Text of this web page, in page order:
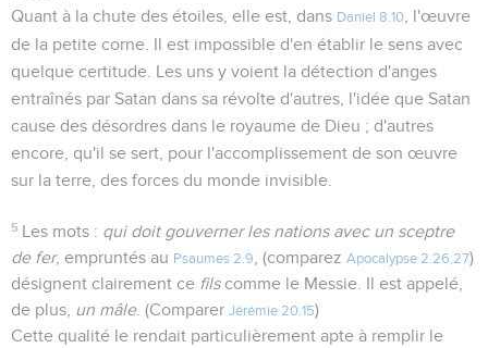
Quant à la chute des étoiles, elle est, dans Daniel 8.10
, l'œuvre
de la petite corne. Il est impossible d'en établir le sens avec
quelque certitude. Les uns y voient la détection d'anges
entraînés par Satan dans sa révolte d'autres, l'idée que Satan
cause des désordres dans le royaume de Dieu ; d'autres
encore, qu'il se sert, pour l'accomplissement de son œuvre
sur la terre, des forces du monde invisible.
5 Les mots : qui doit gouverner les nations avec un sceptre
de fer, empruntés au Psaumes 2.9 , (comparez Apocalypse 2.26,27)
désignent clairement ce filscomme le Messie. Il est appelé,
de plus, un mâle. (Comparer Jérémie 20.15)
Cette qualité le rendait particulièrement apte à remplir le